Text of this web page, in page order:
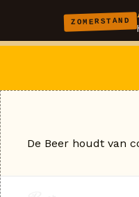
ZOMERSTAND
De Beer houdt van